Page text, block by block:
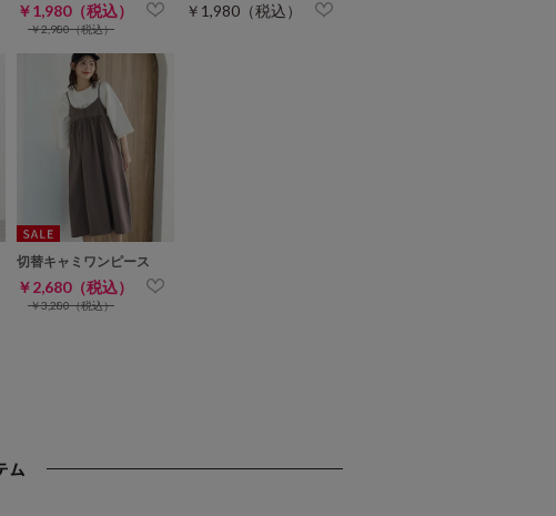
￥1,980（税込）
￥2,980（税込）
￥1,980（税込）
切替キャミワンピース
￥2,680（税込）
￥3,280（税込）